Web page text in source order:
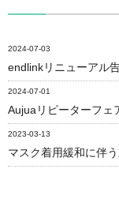
2024-07-03
endlinkリニューアル
2024-07-01
Aujuaリピーターフェ
2023-03-13
マスク着用緩和に伴